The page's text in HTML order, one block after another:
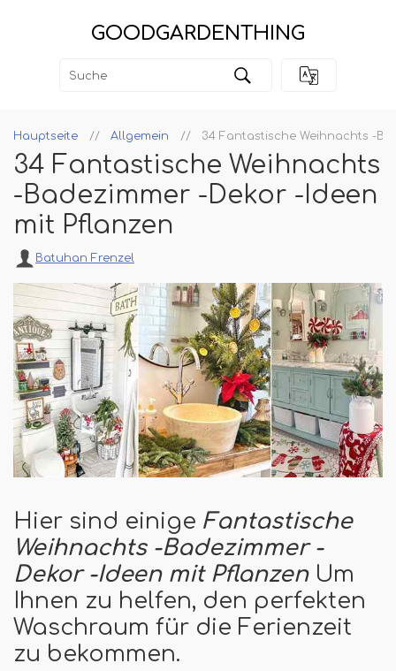
GOODGARDENTHING
Hauptseite Allgemein 34 Fantastische Weihnachts -
34 Fantastische Weihnachts
-Badezimmer -Dekor -Ideen
mit Pflanzen
Batuhan Frenzel
Hier sind einige Fantastische
Weihnachts -Badezimmer -
Dekor -Ideen mit PflanzenUm
Ihnen zu helfen, den perfekten
Waschraum für die Ferienzeit
zu bekommen.